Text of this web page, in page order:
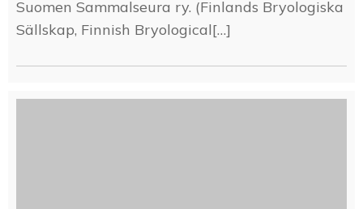
Suomen Sammalseura ry. (Finlands Bryologiska
Sällskap, Finnish Bryological[…]